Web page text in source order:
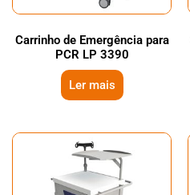
Carrinho de Emergência para
PCR LP 3390
Ler mais